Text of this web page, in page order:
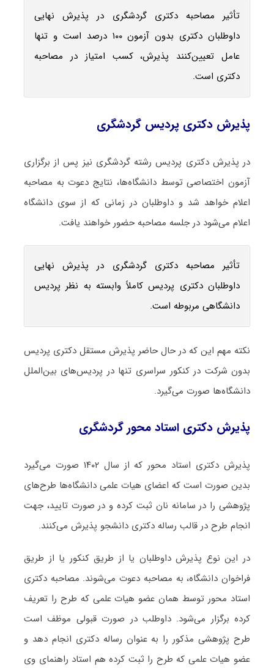
تأثیر مصاحبه دکتری گردشگری در پذیرش نهایی
داوطلبان دکتری بدون آزمون ۱۰۰ درصد است و تنها
عامل تعیین‌کنند پذیرش، کسب امتیاز در مصاحبه
دکتری است.
پذیرش دکتری پردیس گردشگری
در پذیرش دکتری پردیس رشته گردشگری نیز پس از برگزاری
آزمون اختصاصی توسط دانشگاه‌ها، نتایج دعوت به مصاحبه
اعلام خواهد شد و داوطلبان در زمانی که از سوی دانشگاه
اعلام می‌شود در جلسه مصاحبه حضور خواهند یافت.
تأثیر مصاحبه دکتری گردشگری در پذیرش نهایی
داوطلبان دکتری پردیس کاملاً وابسته به نظر پردیس
دانشگاهی مربوطه است.
نکته مهم این که در حال حاضر پذیرش مستقل دکتری پردیس
بدون شرکت در کنکور سراسری تنها در پردیس‌های بین‌الملل
دانشگاه‌ها صورت می‌گیرد.
پذیرش دکتری استاد محور گردشگری
پذیرش دکتری استاد محور که از سال ۱۴۰۲ صورت می‌گیرد
بدین صورت است که اعضای هیات علمی دانشگاه‌ها طرح‌های
پژوهشی را در سامانه نان ثبت کرده و در صورت تایید، جهت
انجام طرح در قالب رساله دکتری دانشجو پذیرش می‌کنند.
در این نوع پذیرش داوطلبان یا از طریق کنکور یا از طریق
فراخوان دانشگاه، به مصاحبه دعوت می‌شوند. مصاحبه دکتری
استاد محور توسط همان عضو هیات علمی که طرح را تعریف
کرده برگزار می‌شود. داوطلب در صورت قبولی موظف است
طرح پژوهشی مذکور را به عنوان رساله دکتری انجام دهد و
عضو هیات علمی که طرح را ثبت کرده هم استاد راهنمای وی